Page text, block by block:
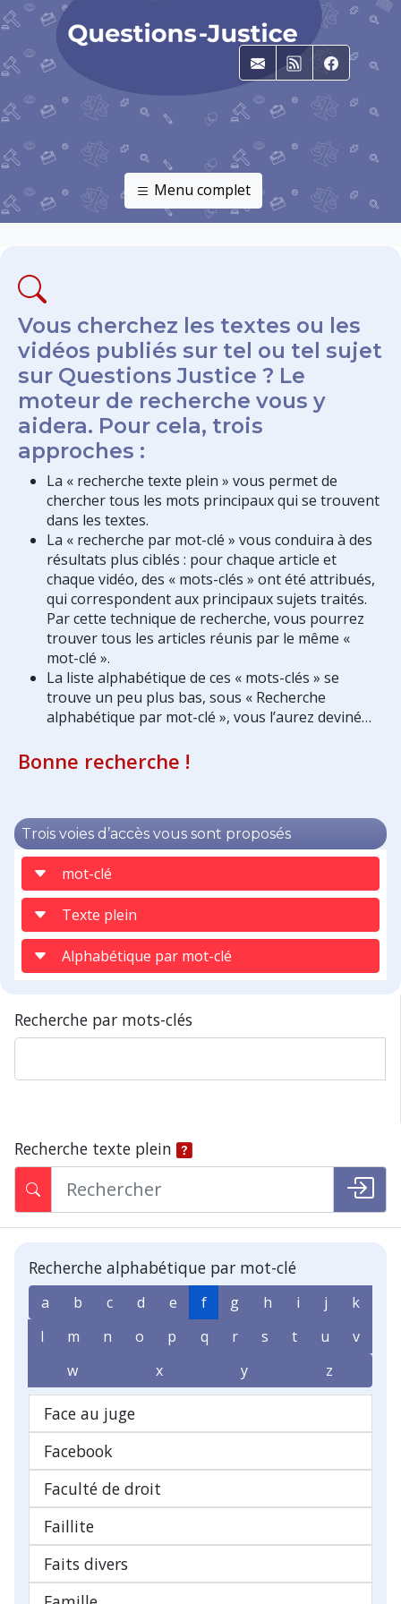
E-mailRSS
Menu complet
Vous cherchez les textes ou les
vidéos publiés sur tel ou tel sujet
sur Questions Justice ? Le
moteur de recherche vous y
aidera. Pour cela, trois
approches :
La « recherche texte plein » vous permet de
chercher tous les mots principaux qui se trouvent
dans les textes.
La « recherche par mot-clé » vous conduira à des
résultats plus ciblés : pour chaque article et
chaque vidéo, des « mots-clés » ont été attribués,
qui correspondent aux principaux sujets traités.
Par cette technique de recherche, vous pourrez
trouver tous les articles réunis par le même «
mot-clé ».
La liste alphabétique de ces « mots-clés » se
trouve un peu plus bas, sous « Recherche
alphabétique par mot-clé », vous l’aurez deviné…
Bonne recherche !
Trois voies d’accès vous sont proposés
mot-clé
Texte plein
Alphabétique par mot-clé
Recherche par mots-clés
Recherche texte plein
Recherche alphabétique par mot-clé
a b c d e f g h i j
k
l
m n o p q r s t u
v
w
x y z
Face au juge
Facebook
Faculté de droit
Faillite
Faits divers